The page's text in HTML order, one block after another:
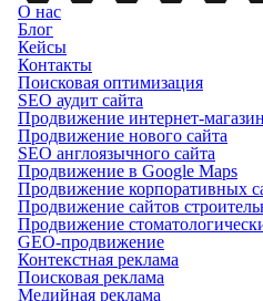
О нас
Блог
Кейсы
Контакты
Поисковая оптимизация
SEO аудит сайта
Продвижение интернет-
Продвижение нового сайта
SEO англоязычного сайта
Продвижение в Google Maps
Продвижение корпоративных
Продвижение сайтов
Продвижение
GEO-продвижение
Контекстная реклама
Поисковая реклама
Медийная реклама